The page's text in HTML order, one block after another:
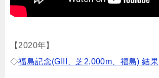
【2020年】
◇福島記念(GIII、芝2,000m、福島) 結果